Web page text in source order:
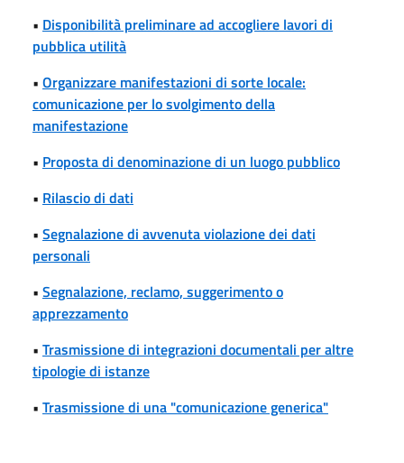
• Disponibilità preliminare ad accogliere lavori di
pubblica utilità
• Organizzare manifestazioni di sorte locale:
comunicazione per lo svolgimento della
manifestazione
• Proposta di denominazione di un luogo pubblico
• Rilascio di dati
• Segnalazione di avvenuta violazione dei dati
personali
• Segnalazione, reclamo, suggerimento o
apprezzamento
• Trasmissione di integrazioni documentali per altre
tipologie di istanze
• Trasmissione di una "comunicazione generica"